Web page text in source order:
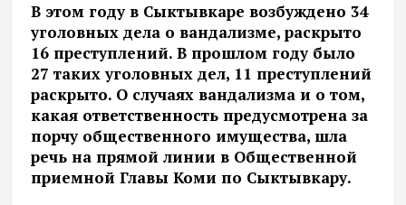
В этом году в Сыктывкаре возбуждено 34
уголовных дела о вандализме, раскрыто
16 преступлений. В прошлом году было
27 таких уголовных дел, 11 преступлений
раскрыто. О случаях вандализма и о том,
какая ответственность предусмотрена за
порчу общественного имущества, шла
речь на прямой линии в Общественной
приемной Главы Коми по Сыктывкару.